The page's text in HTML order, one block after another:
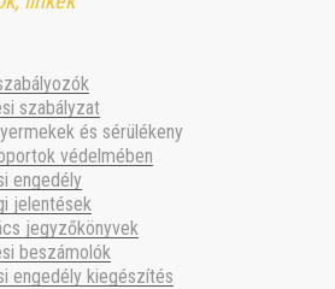
szabályzat
és sérülékeny
védelmében
engedély
jelentések
jegyzőkönyvek
beszámolók
engedély kiegészítés